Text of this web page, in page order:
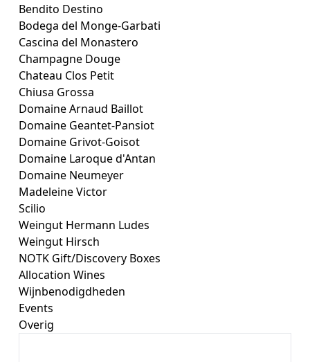
Bendito Destino
Bodega del Monge-Garbati
Cascina del Monastero
Champagne Douge
Chateau Clos Petit
Chiusa Grossa
Domaine Arnaud Baillot
Domaine Geantet-Pansiot
Domaine Grivot-Goisot
Domaine Laroque d'Antan
Domaine Neumeyer
Madeleine Victor
Scilio
Weingut Hermann Ludes
Weingut Hirsch
NOTK Gift/Discovery Boxes
Allocation Wines
Wijnbenodigdheden
Events
Overig